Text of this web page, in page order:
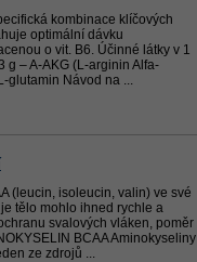
kombinace klíčových
optimální dávku
o vit. B6. Účinné látky v 1
g – A-AKG (L-arginin Alfa-
glutamin Návod na ...
(leucin, isoleucin, valin) ve své
tělo mohlo ihned rychle a
svalových vláken, poměr
BCAA Aminokyseliny
ze zdrojů ...